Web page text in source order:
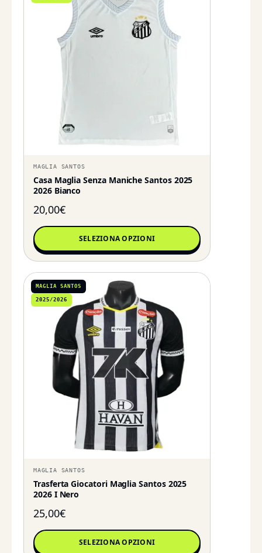
MAGLIA SANTOS
Casa Maglia Senza Maniche Santos 2025
2026 Bianco
20,00€
SELEZIONA OPZIONI
MAGLIA SANTOS
2025/2026
MAGLIA SANTOS
Trasferta Giocatori Maglia Santos 2025
2026 I Nero
25,00€
SELEZIONA OPZIONI